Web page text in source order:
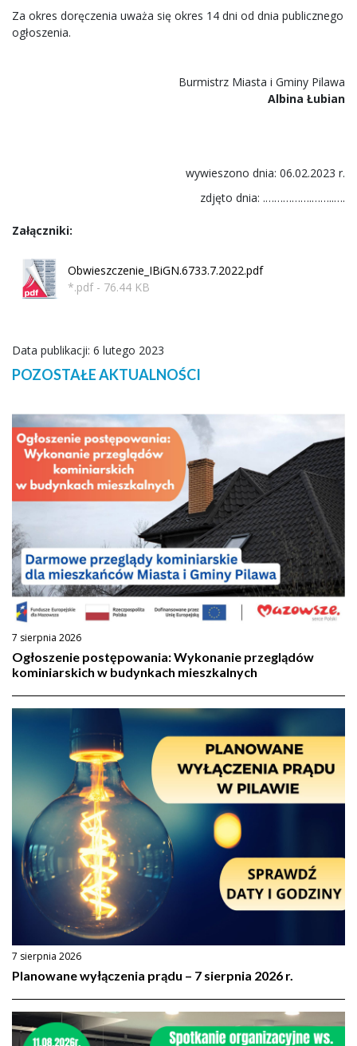
Za okres doręczenia uważa się okres 14 dni od dnia publicznego
ogłoszenia.
Burmistrz Miasta i Gminy Pilawa
Albina Łubian
wywieszono dnia: 06.02.2023 r.
zdjęto dnia: .…………….……..….
Załączniki:
Obwieszczenie_IBiGN.6733.7.2022.pdf
*.pdf - 76.44 KB
Data publikacji: 6 lutego 2023
POZOSTAŁE AKTUALNOŚCI
7 sierpnia 2026
Ogłoszenie postępowania: Wykonanie przeglądów
kominiarskich w budynkach mieszkalnych
7 sierpnia 2026
Planowane wyłączenia prądu – 7 sierpnia 2026 r.